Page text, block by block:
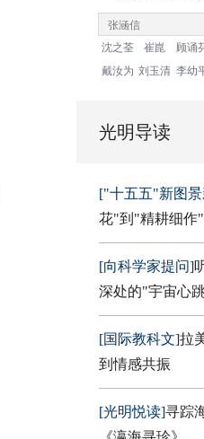
沈之荃 崔崑 顾诵
戴汝为 刘玉清 李幼
光明导读
["十五五"新图
花"到"精耕细作"
[向科学家提问]
深处的"宇宙心
[国际教科文]拉
到情感共振
[光明悦读]寻踪